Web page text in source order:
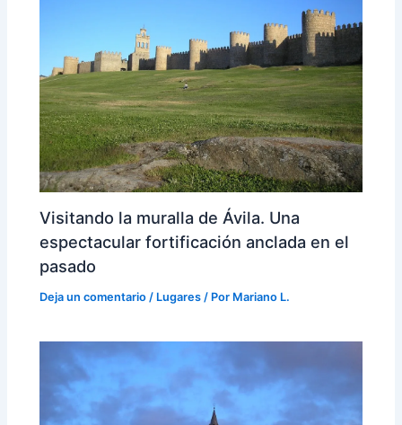
Visitando la muralla de Ávila. Una
espectacular fortificación anclada en el
pasado
Deja un comentario / Lugares / Por Mariano L.